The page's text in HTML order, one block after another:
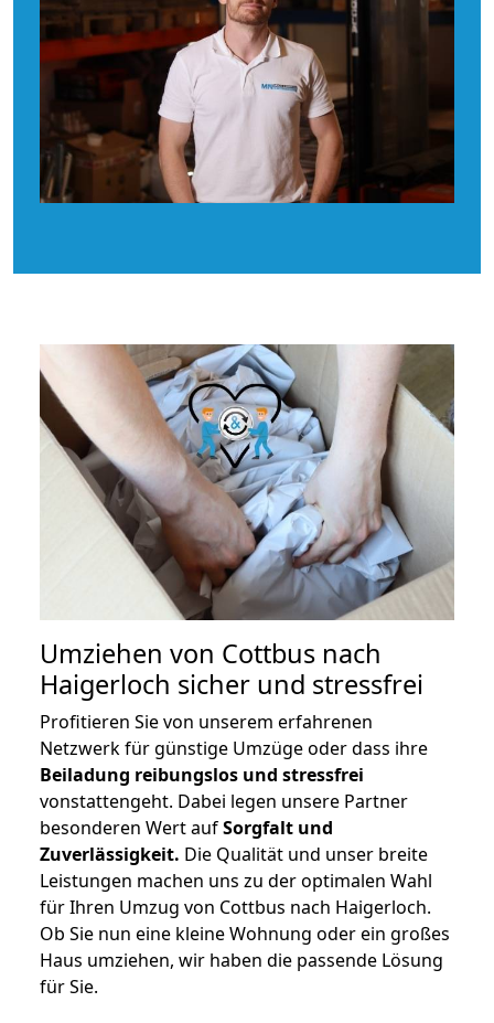
Umziehen von Cottbus nach
Haigerloch sicher und stressfrei
Profitieren Sie von unserem erfahrenen
Netzwerk für günstige Umzüge oder dass ihre
Beiladung reibungslos und stressfrei
vonstattengeht. Dabei legen unsere Partner
besonderen Wert aufSorgfalt und
Zuverlässigkeit. Die Qualität und unser breite
Leistungen machen uns zu der optimalen Wahl
für Ihren Umzug von Cottbus nach Haigerloch.
Ob Sie nun eine kleine Wohnung oder ein großes
Haus umziehen, wir haben die passende Lösung
für Sie.